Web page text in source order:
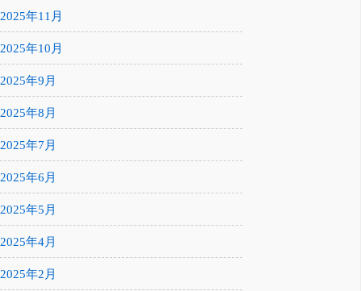
2025年11月
2025年10月
2025年9月
2025年8月
2025年7月
2025年6月
2025年5月
2025年4月
2025年2月